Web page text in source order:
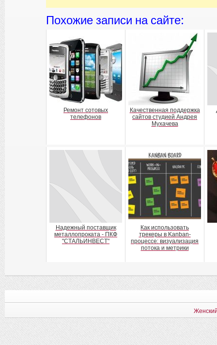
Похожие записи на сайте:
Ремонт сотовых
телефонов
Качественная поддержка
сайтов студией Андрея
Мухачева
Надежный поставщик
металлопроката - ПКФ
"СТАЛЬИНВЕСТ"
Как использовать
трекеры в Kanban-
процессе: визуализация
потока и метрики